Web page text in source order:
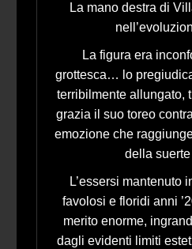
La mano destra di
La figura era
grottesca… lo
terribilmente allungato,
grazia il suo toreo
emozione che
della
L’essersi mantenuto
favolosi e floridi anni
merito enorme,
dagli evidenti limiti